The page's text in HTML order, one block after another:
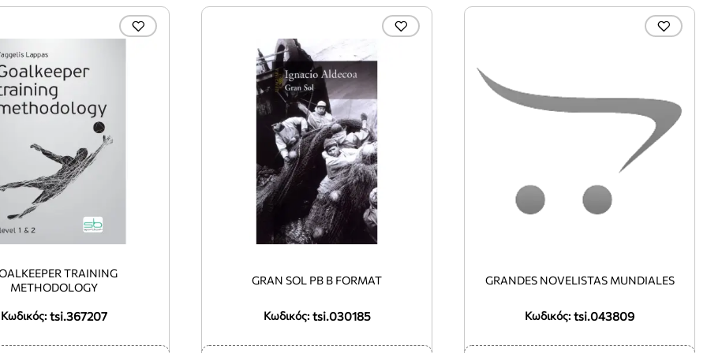
Κωδικός: tsi.367207
TRAINING
METHODOLOGY
Κωδικός: tsi.030185
GRAN SOL PB B FORMAT
Κωδικός: tsi.043809
GRANDES NOVELISTAS MUNDIALES